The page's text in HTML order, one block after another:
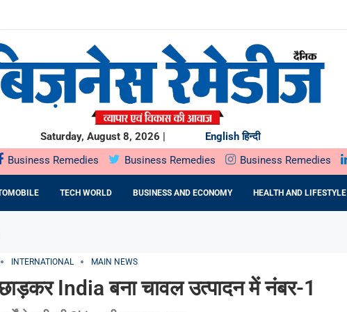
के...
मंगलवार,...
EPC कंपनी से...
Saturday, August 8, 2026 | English हिन्दी
Business Remedies Business Remedies Business Remedies
TECH WORLD BUSINESS AND ECONOMY HEALTH AND LIFESTYLE
INTERNATIONAL MAIN NEWS
India बना चावल उत्पादन में नंबर-1